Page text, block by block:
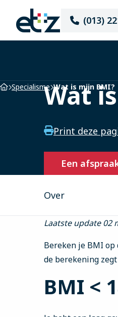
Elisabeth-
TweeSteden
Ziekenhuis
(013)
Home
Specialisme Wat is mijn BMI?
Wat
Print deze
Een
Over
Laatste update 02
Bereken je BMI
de berekening
BMI <